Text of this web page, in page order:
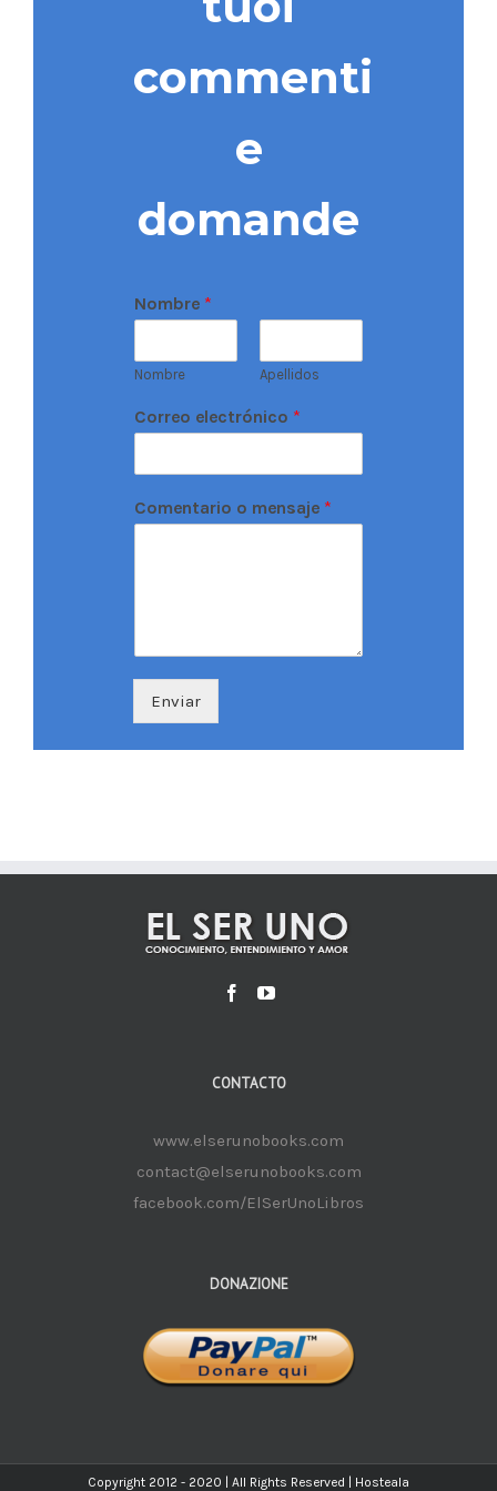
commenti
e
domande
Nombre *
Nombre Apellidos
Correo electrónico *
Comentario o mensaje *
Enviar
CONTACTO
www.elserunobooks.com
contact@elserunobooks.com
facebook.com/ElSerUnoLibros
DONAZIONE
Copyright 2012 - 2020 | All Rights Reserved | Hosteala